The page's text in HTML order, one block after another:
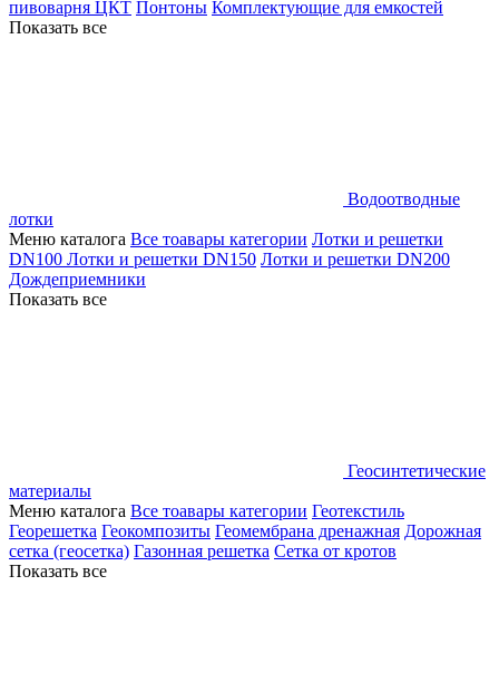
пивоварня ЦКТ Понтоны Комплектующие для емкостей
Показать все
Водоотводные
лотки
Меню каталога Все тоавары категории Лотки и решетки
DN100 Лотки и решетки DN150 Лотки и решетки DN200
Дождеприемники
Показать все
Геосинтетические
материалы
Меню каталога Все тоавары категории Геотекстиль
Георешетка Геокомпозиты Геомембрана дренажная Дорожная
сетка (геосетка) Газонная решетка Сетка от кротов
Показать все